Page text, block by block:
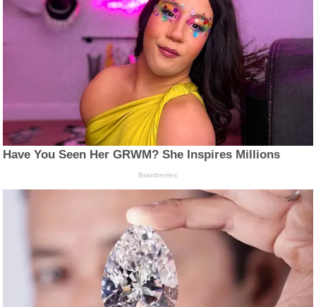
Have You Seen Her GRWM? She Inspires Millions
Brainberries